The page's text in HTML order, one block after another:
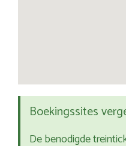
Boekingssites
De benodigde